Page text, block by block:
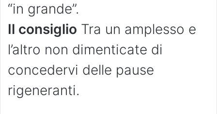
“in grande”.
Il consiglio Tra un amplesso e
l’altro non dimenticate di
concedervi delle pause
rigeneranti.